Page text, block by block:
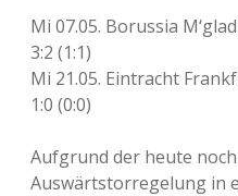
Mi 07.05. Borussia
3:2 (1:1)
Mi 21.05. Eintracht
1:0 (0:0)
Aufgrund der heute
Auswärtstorregelung in